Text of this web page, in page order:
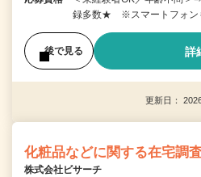
録多数★ ※スマートフォン
後で見る 詳
更新日：
化粧品などに関する在宅調
株式会社ビサーチ